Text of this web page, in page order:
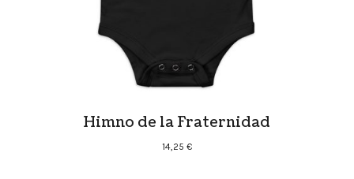
Himno de la Fraternidad
14,25 €